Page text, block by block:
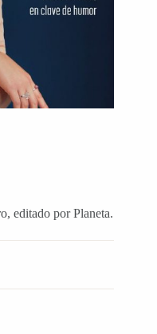
editado por Planeta.